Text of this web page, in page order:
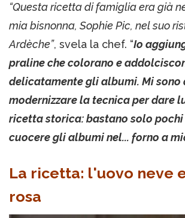
“Questa ricetta di famiglia era già
mia bisnonna, Sophie Pic, nel suo
Ardèche”, svela la chef. “Io
praline che colorano e
delicatamente gli albumi. Mi sono
modernizzare la tecnica per dare
ricetta storica: bastano solo pochi
cuocere gli albumi nel... forno a
La ricetta: l'uovo neve
rosa